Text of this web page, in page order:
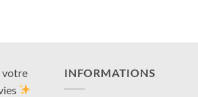
votre
INFORMATIONS